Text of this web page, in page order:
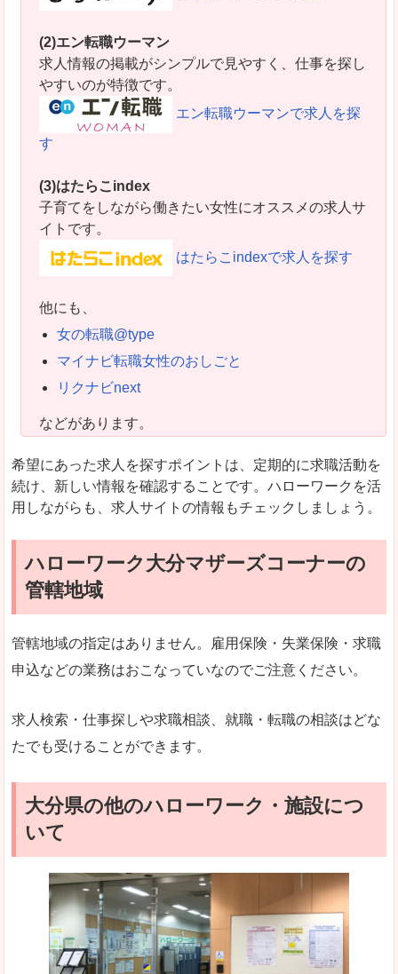
(2)エン転職ウーマン
求人情報の掲載がシンプルで見やすく、仕事を探し
やすいのが特徴です。
エン転職ウーマンで求人を探
す
(3)はたらこindex
子育てをしながら働きたい女性にオススメの求人サ
イトです。
はたらこindexで求人を探す
他にも、
女の転職@type
マイナビ転職女性のおしごと
リクナビnext
などがあります。
希望にあった求人を探すポイントは、定期的に求職活動を
続け、新しい情報を確認することです。ハローワークを活
用しながらも、求人サイトの情報もチェックしましょう。
ハローワーク大分マザーズコーナーの
管轄地域
管轄地域の指定はありません。雇用保険・失業保険・求職
申込などの業務はおこなっていなのでご注意ください。
求人検索・仕事探しや求職相談、就職・転職の相談はどな
たでも受けることができます。
大分県の他のハローワーク・施設につ
いて